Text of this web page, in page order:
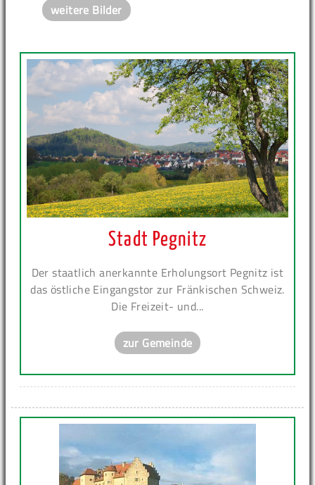
weitere Bilder
Stadt Pegnitz
Der staatlich anerkannte Erholungsort Pegnitz ist
das östliche Eingangstor zur Fränkischen Schweiz.
Die Freizeit- und...
zur Gemeinde